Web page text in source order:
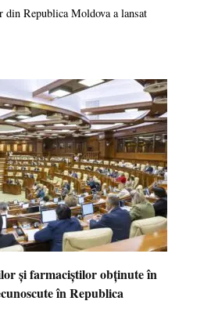
Republica Moldova a lansat
și farmaciștilor obținute în
în Republica